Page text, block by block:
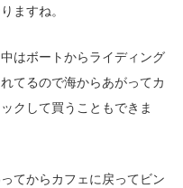
ますね。
はボートからライディング
てるので海からあがってカ
クして買うこともできま
てからカフェに戻ってビン